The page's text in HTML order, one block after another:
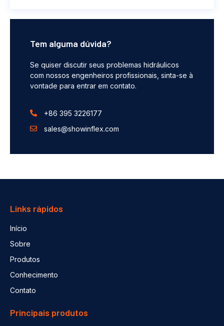
Tem alguma dúvida?
Se quiser discutir seus problemas hidráulicos
com nossos engenheiros profissionais, sinta-se à
vontade para entrar em contato.
+86 395 3226177
sales@showinflex.com
Links rápidos
Início
Sobre
Produtos
Conhecimento
Contato
Principais produtos